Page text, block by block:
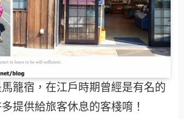
籠宿，在江戶時期曾經是有名的
提供給旅客休息的客棧唷！